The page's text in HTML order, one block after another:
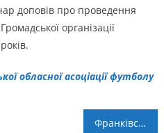
доповів про проведення
організації
обласної асоціації футболу
Франківські дзюдоїсти успішно виступили на міжнародному турнірі у Польщі